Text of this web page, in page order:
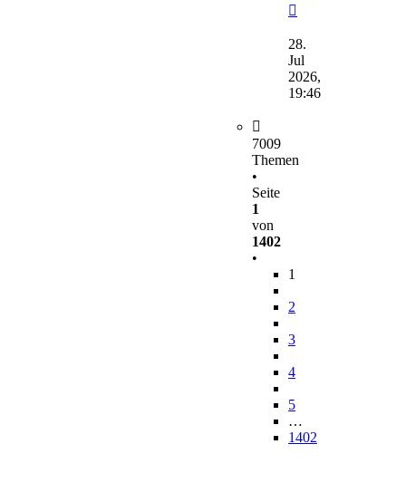
Beitrag
28.
Jul
2026,
19:46
7009
Themen
•
Seite
1
von
1402
•
1
2
3
4
5
…
1402